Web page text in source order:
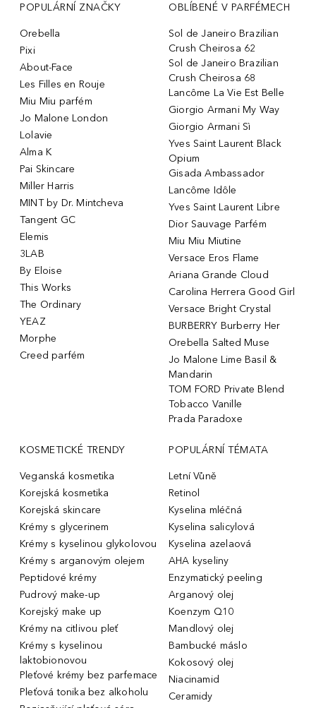
POPULÁRNÍ ZNAČKY
Orebella
Pixi
About-Face
Les Filles en Rouje
Miu Miu parfém
Jo Malone London
Lolavie
Alma K
Pai Skincare
Miller Harris
MINT by Dr. Mintcheva
Tangent GC
Elemis
3LAB
By Eloise
This Works
The Ordinary
YEAZ
Morphe
Creed parfém
OBLÍBENÉ V PARFÉMECH
Sol de Janeiro Brazilian
Crush Cheirosa 62
Sol de Janeiro Brazilian
Crush Cheirosa 68
Lancôme La Vie Est Belle
Giorgio Armani My Way
Giorgio Armani Sì
Yves Saint Laurent Black
Opium
Gisada Ambassador
Lancôme Idôle
Yves Saint Laurent Libre
Dior Sauvage Parfém
Miu Miu Miutine
Versace Eros Flame
Ariana Grande Cloud
Carolina Herrera Good Girl
Versace Bright Crystal
BURBERRY Burberry Her
Orebella Salted Muse
Jo Malone Lime Basil &
Mandarin
TOM FORD Private Blend
Tobacco Vanille
Prada Paradoxe
KOSMETICKÉ TRENDY
Veganská kosmetika
Korejská kosmetika
Korejská skincare
Krémy s glycerinem
Krémy s kyselinou glykolovou
Krémy s arganovým olejem
Peptidové krémy
Pudrový make-up
Korejský make up
Krémy na citlivou pleť
Krémy s kyselinou
laktobionovou
Pleťové krémy bez parfemace
Pleťová tonika bez alkoholu
POPULÁRNÍ TÉMATA
Letní Vůně
Retinol
Kyselina mléčná
Kyselina salicylová
Kyselina azelaová
AHA kyseliny
Enzymatický peeling
Arganový olej
Koenzym Q10
Mandlový olej
Bambucké máslo
Kokosový olej
Niacinamid
Ceramidy